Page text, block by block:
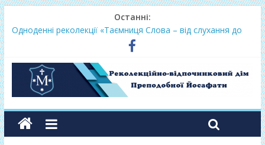
Останні:
Одноденні реколекції «Таємниця Слова – від слухання до
Lectio Divina – єв.Матея 2026
Нове життя в Христі – осінь 2026
Фундамент у вересні 2026